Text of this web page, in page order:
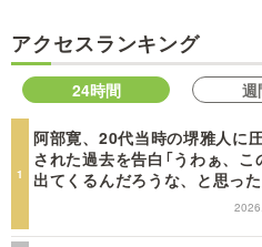
アクセスランキング
24時間 週
阿部寛、20代当時の堺雅人に
された過去を告白「うわぁ、こ
出てくるんだろうな、と思った